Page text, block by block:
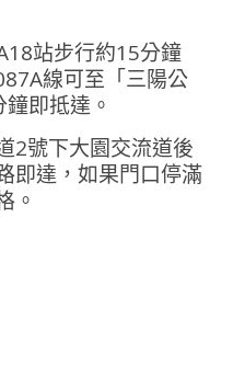
站步行約15分鐘
線可至「三陽公
即抵達。
2號下大園交流道後
即達，如果門口停滿
。